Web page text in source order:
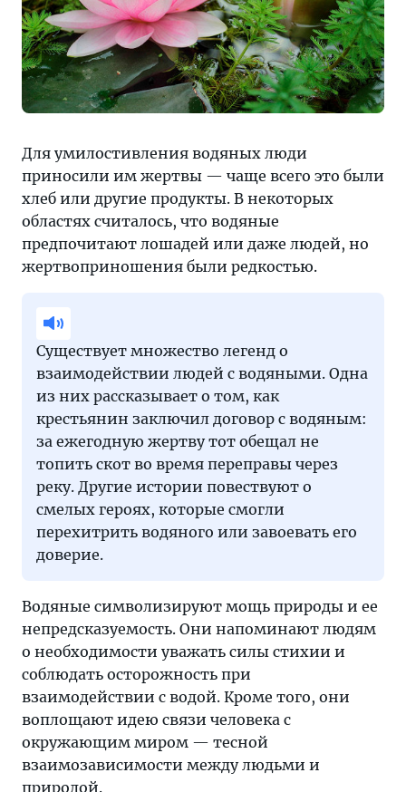
Для умилостивления водяных люди
приносили им жертвы — чаще всего это были
хлеб или другие продукты. В некоторых
областях считалось, что водяные
предпочитают лошадей или даже людей, но
жертвоприношения были редкостью.
Существует множество легенд о
взаимодействии людей с водяными. Одна
из них рассказывает о том, как
крестьянин заключил договор с водяным:
за ежегодную жертву тот обещал не
топить скот во время переправы через
реку. Другие истории повествуют о
смелых героях, которые смогли
перехитрить водяного или завоевать его
доверие.
Водяные символизируют мощь природы и ее
непредсказуемость. Они напоминают людям
о необходимости уважать силы стихии и
соблюдать осторожность при
взаимодействии с водой. Кроме того, они
воплощают идею связи человека с
окружающим миром — тесной
взаимозависимости между людьми и
природой.